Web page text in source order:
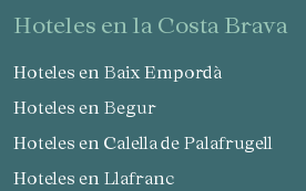
hoteles en la Costa Brava
Hoteles en Baix Empordà
Hoteles en Begur
Hoteles en Calella de Palafrugell
Hoteles en Llafranc